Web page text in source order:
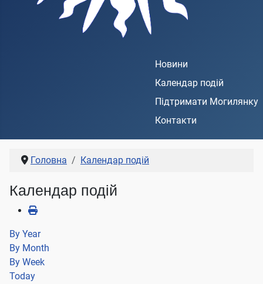
Новини
Календар подій
Підтримати Могилянку
Контакти
Головна Календар подій
Календар подій
By Year
By Month
By Week
Today